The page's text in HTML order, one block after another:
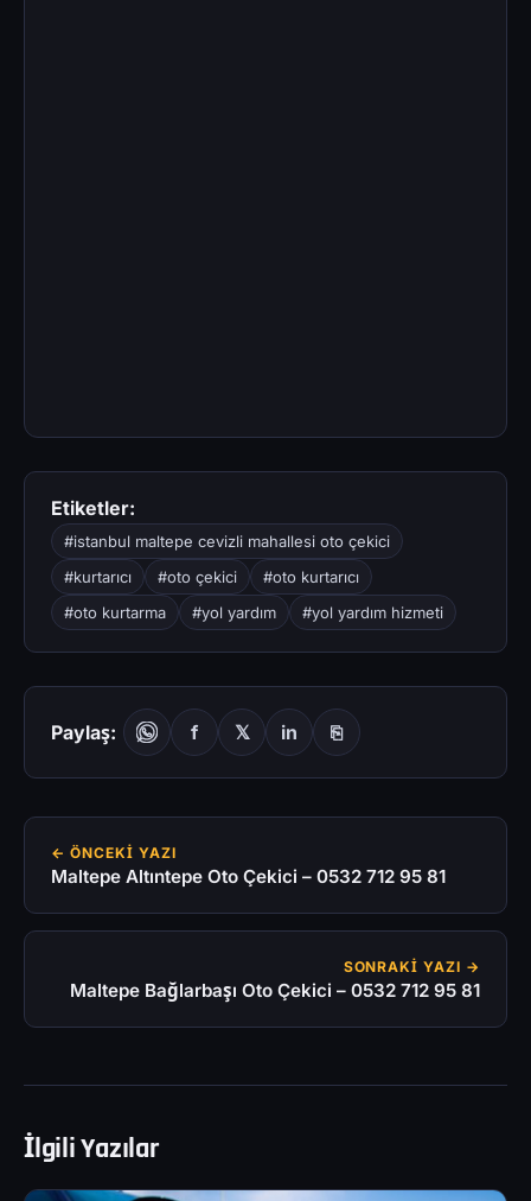
Etiketler:
#istanbul maltepe cevizli mahallesi oto çekici
#kurtarıcı
#oto çekici
#oto kurtarıcı
#oto kurtarma
#yol yardım #yol yardım hizmeti
Paylaş: f 𝕏 in ⎘
← ÖNCEKI YAZI
Maltepe Altıntepe Oto Çekici – 0532 712 95 81
SONRAKI YAZI →
Maltepe Bağlarbaşı Oto Çekici – 0532 712 95 81
İlgili Yazılar